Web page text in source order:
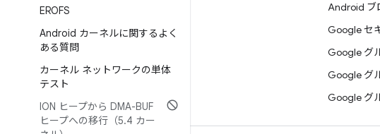
EROFS
Android カーネルに関するよく
ある質問
カーネル ネットワークの単体
テスト
ION ヒープから DMA-BUF
ヒープへの移行（5.4 カー
ダウンロード
バイナリのプレビュー
ファクトリー イメージ
ドライバのバイナリ
Android ブ
Google セ
Google グ
Google グ
Google グ